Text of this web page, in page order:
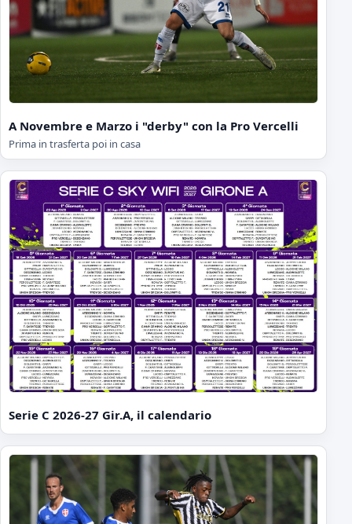
A Novembre e Marzo i "derby" con la Pro Vercelli
Prima in trasferta poi in casa
Serie C 2026-27 Gir.A, il calendario